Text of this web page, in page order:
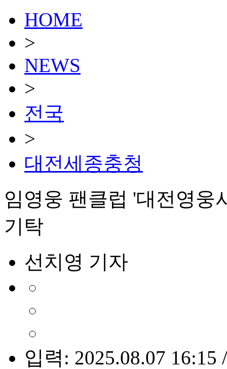
HOME
>
NEWS
>
전국
>
대전세종충청
임영웅 팬클럽 '대전영웅
기탁
선치영 기자
입력: 2025.08.07 16:15